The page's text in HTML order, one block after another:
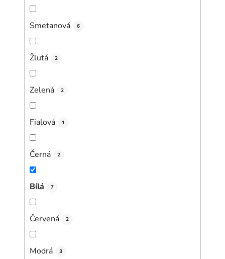
Smetanová 6
Žlutá 2
Zelená 2
Fialová 1
Černá 2
Bílá 7
Červená 2
Modrá 3